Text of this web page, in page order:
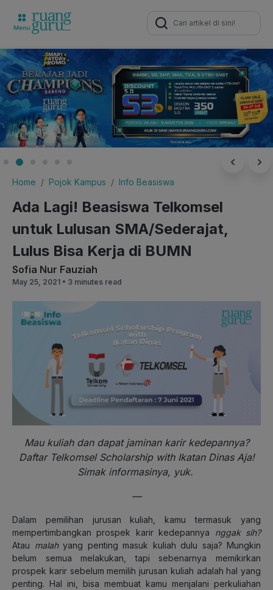
Search
for:
Home Pojok Kampus Info Beasiswa
Ada Lagi! Beasiswa Telkomsel
untuk Lulusan SMA/Sederajat,
Lulus Bisa Kerja di BUMN
Sofia Nur Fauziah
May 25, 2021 • 3 minutes read
Mau kuliah dan dapat jaminan karir kedepannya?
Daftar Telkomsel Scholarship with Ikatan Dinas Aja!
Simak informasinya, yuk.
—
Dalam pemilihan jurusan kuliah, kamu termasuk yang
mempertimbangkan prospek karir kedepannya nggak sih?
Atau malahyang penting masuk kuliah dulu saja? Mungkin
belum semua melakukan, tapi sebenarnya memikirkan
prospek karir sebelum memilih jurusan kuliah adalah hal yang
penting. Hal ini, bisa membuat kamu menjalani perkuliahan